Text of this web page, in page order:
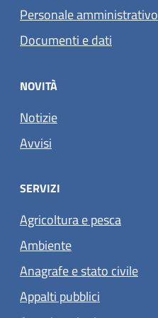
Personale amministrativo
Documenti e dati
NOVITÀ
Notizie
Avvisi
SERVIZI
Agricoltura e pesca
Ambiente
Anagrafe e stato civile
Appalti pubblici